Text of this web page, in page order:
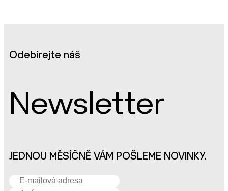
Odebírejte náš
Newsletter
JEDNOU MĚSÍČNĚ VÁM POŠLEME NOVINKY.